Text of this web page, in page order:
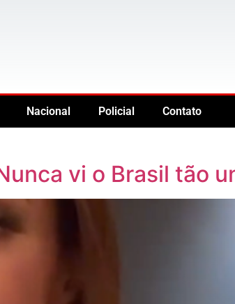
Nacional Policial Contato
vi o Brasil tão